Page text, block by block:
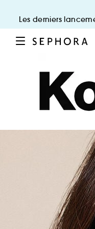
Les derniers